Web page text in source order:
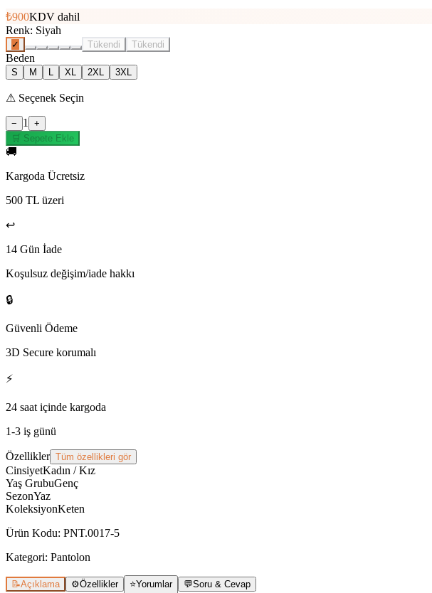
₺900KDV dahil
Renk: Siyah
✓ Tükendi Tükendi
Beden
S M XL 2XL 3XL
⚠ Seçenek Seçin
− 1
+
🛒 Sepete Ekle
🚚
Kargoda Ücretsiz
500 TL üzeri
↩️
14 Gün İade
Koşulsuz değişim/iade hakkı
🔒
Güvenli Ödeme
3D Secure korumalı
⚡
24 saat içinde kargoda
1-3 iş günü
Özellikler Tüm özellikleri gör
CinsiyetKadın / Kız
Yaş GrubuGenç
SezonYaz
KoleksiyonKeten
Ürün Kodu: PNT.0017-5
Kategori: Pantolon
📝Açıklama ⚙️Özellikler ⭐Yorumlar 💬Soru & Cevap